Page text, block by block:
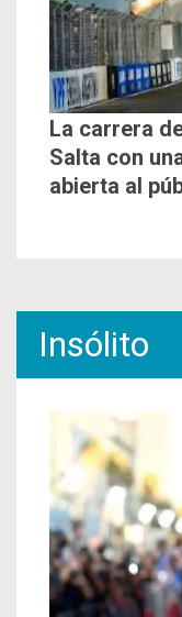
La carrera
Salta con
abierta al
Insólito